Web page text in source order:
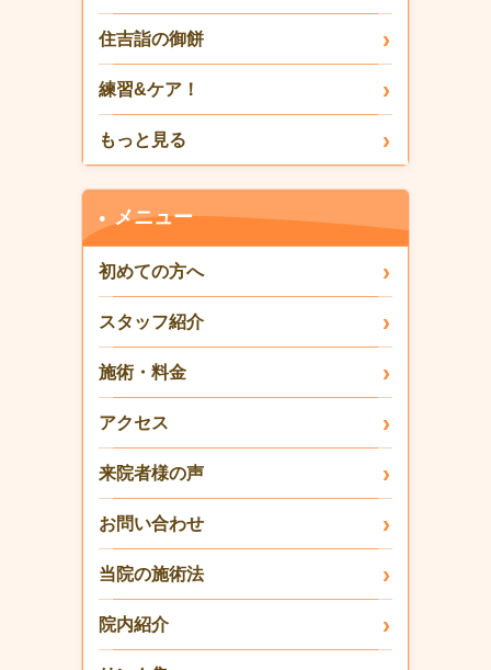
住吉詣の御餅
練習&ケア！
もっと見る
メニュー
初めての方へ
スタッフ紹介
施術・料金
アクセス
来院者様の声
お問い合わせ
当院の施術法
院内紹介